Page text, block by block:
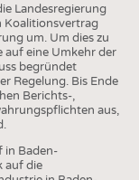
Landesregierung
Koalitionsvertrag
um. Um dies zu
auf eine Umkehr der
begründet
Regelung. Bis Ende
Berichts-,
aus,
in Baden-
auf die